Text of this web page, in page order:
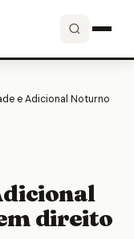
e Adicional Noturno
direito